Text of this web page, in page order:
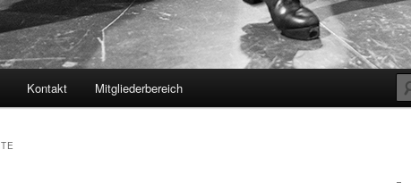
Kontakt Mitgliederbereich